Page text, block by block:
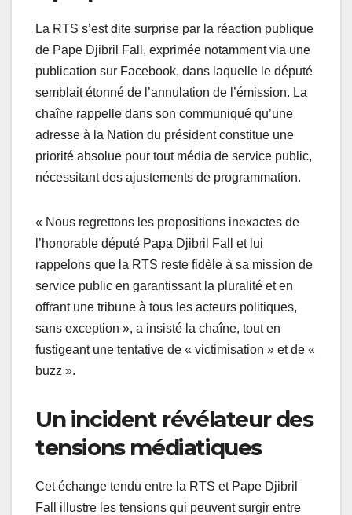
La RTS s’est dite surprise par la réaction publique
de Pape Djibril Fall, exprimée notamment via une
publication sur Facebook, dans laquelle le député
semblait étonné de l’annulation de l’émission. La
chaîne rappelle dans son communiqué qu’une
adresse à la Nation du président constitue une
priorité absolue pour tout média de service public,
nécessitant des ajustements de programmation.
« Nous regrettons les propositions inexactes de
l’honorable député Papa Djibril Fall et lui
rappelons que la RTS reste fidèle à sa mission de
service public en garantissant la pluralité et en
offrant une tribune à tous les acteurs politiques,
sans exception », a insisté la chaîne, tout en
fustigeant une tentative de « victimisation » et de «
buzz ».
Un incident révélateur des
tensions médiatiques
Cet échange tendu entre la RTS et Pape Djibril
Fall illustre les tensions qui peuvent surgir entre